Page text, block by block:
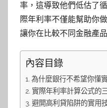
率，這導致他們低估了
際年利率不僅能幫助你
讓你在比較不同金融產
內容目錄
為什麼銀行不希望你懂
實際年利率計算公式的
避開高利貸陷阱的實用